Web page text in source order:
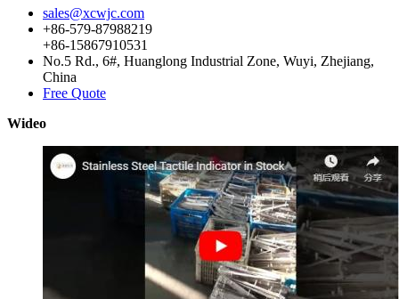
sales@xcwjc.com
+86-579-87988219
+86-15867910531
No.5 Rd., 6#, Huanglong Industrial Zone, Wuyi, Zhejiang,
China
Free Quote
Wideo